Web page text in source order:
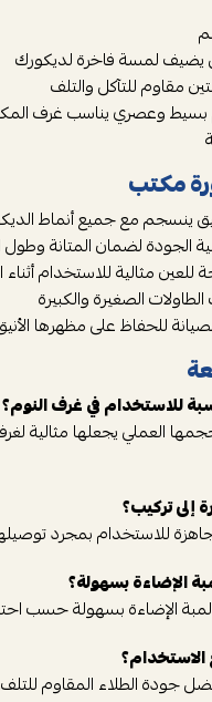
يضيف لمسة فاخرة لديكورك
مقاوم للتآكل والتلف
وعصري يناسب غرف
مكتب
ينسجم مع جميع أنماط
الجودة لضمان المتانة وطول
مثالية للاستخدام أثناء
الصغيرة والكبيرة
للحفاظ على مظهرها
للاستخدام في غرف النوم؟
العملي يجعلها مثالية
إلى تركيب؟
للاستخدام بمجرد
الإضاءة بسهولة؟
الإضاءة بسهولة حسب
جودة الطلاء المقاوم للتلف.